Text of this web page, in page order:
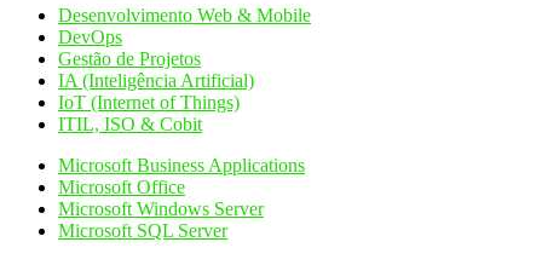
Desenvolvimento Web & Mobile
DevOps
Gestão de Projetos
IA (Inteligência Artificial)
IoT (Internet of Things)
ITIL, ISO & Cobit
Microsoft Business Applications
Microsoft Office
Microsoft Windows Server
Microsoft SQL Server